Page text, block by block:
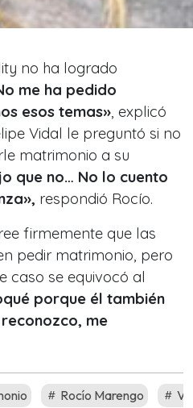
no ha logrado
me ha pedido
esos temas», explicó
Vidal le preguntó si no
matrimonio a su
que no… No lo cuento
respondió Rocío.
firmemente que las
pedir matrimonio, pero
caso se equivocó al
porque él también
me
Rocío Marengo